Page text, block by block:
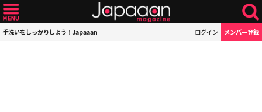
手洗いをしっかりしよう！Japaaan ログイン メンバー登録